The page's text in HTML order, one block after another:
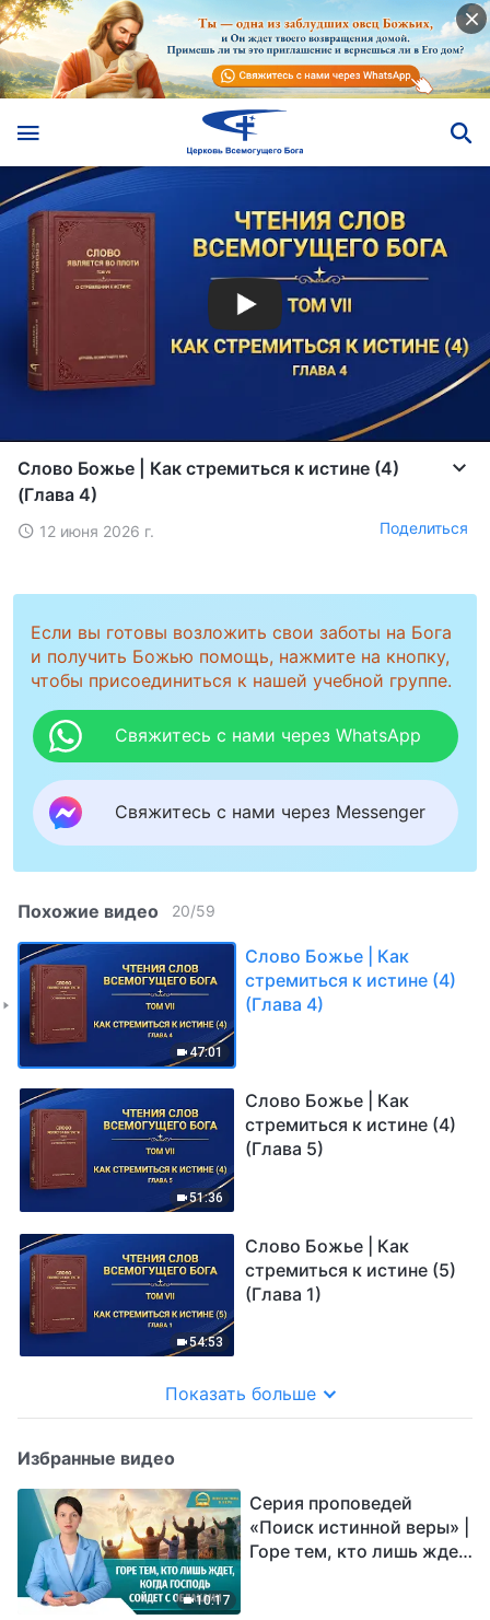
Слово Божье | Как стремиться к истине (4)
(Глава 4)
12 июня 2026 г. Поделиться
Если вы готовы возложить свои заботы на Бога
и получить Божью помощь, нажмите на кнопку,
чтобы присоединиться к нашей учебной группе.
Свяжитесь с нами через WhatsApp
Свяжитесь с нами через Messenger
Похожие видео 20/59
47:01
Слово Божье | Как
стремиться к истине (4)
(Глава 4)
51:36
Слово Божье | Как
стремиться к истине (4)
(Глава 5)
54:53
Слово Божье | Как
стремиться к истине (5)
(Глава 1)
Показать больше
Избранные видео
10:17
Серия проповедей
«Поиск истинной веры» |
Горе тем, кто лишь ждет,